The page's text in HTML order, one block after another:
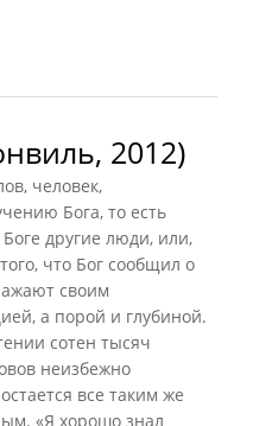
2012)
человек,
Бога, то есть
другие люди, или,
что Бог сообщил о
своим
а порой и глубиной.
сотен тысяч
неизбежно
все таким же
«Я хорошо знал